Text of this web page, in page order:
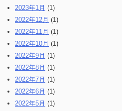
2023年1月 (1)
2022年12月 (1)
2022年11月 (1)
2022年10月 (1)
2022年9月 (1)
2022年8月 (1)
2022年7月 (1)
2022年6月 (1)
2022年5月 (1)